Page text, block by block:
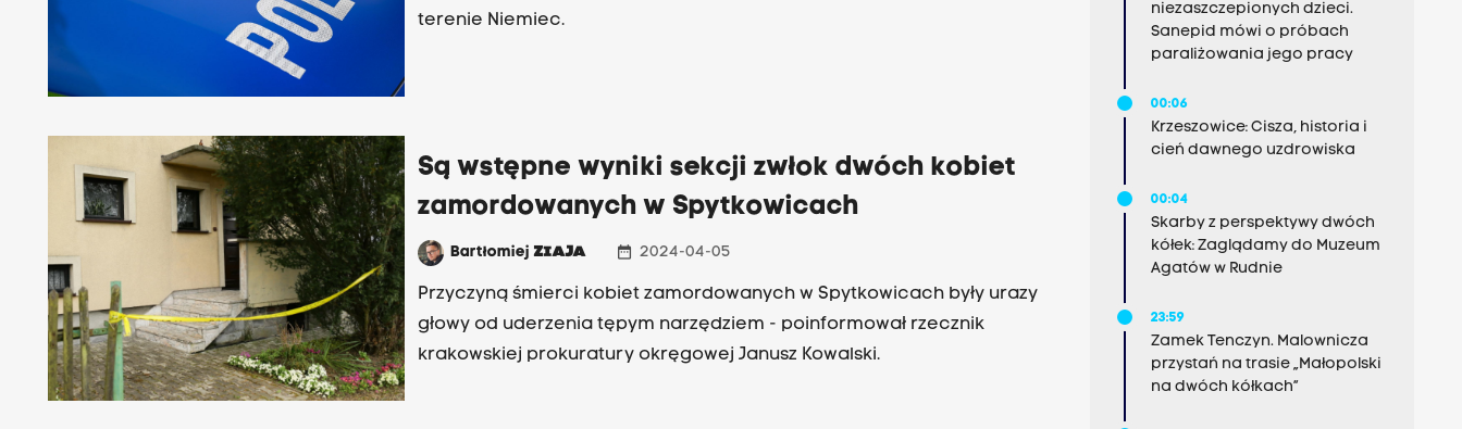
terenie Niemiec.
Są wstępne wyniki sekcji zwłok dwóch kobiet
zamordowanych w Spytkowicach
BartłomiejZIAJA date_range 2024-04-05
Przyczyną śmierci kobiet zamordowanych w Spytkowicach były urazy
głowy od uderzenia tępym narzędziem - poinformował rzecznik
krakowskiej prokuratury okręgowej Janusz Kowalski.
niezaszczepionych dzieci.
Sanepid mówi o próbach
paraliżowania jego pracy
00:06
Krzeszowice: Cisza, historia i
cień dawnego uzdrowiska
00:04
Skarby z perspektywy dwóch
kółek: Zaglądamy do Muzeum
Agatów w Rudnie
23:59
Zamek Tenczyn. Malownicza
przystań na trasie „Małopolski
na dwóch kółkach”